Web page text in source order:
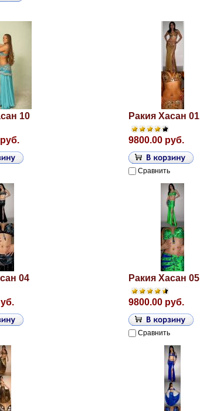
10 Ракия Хасан 01
9800.00 руб.
Сравнить
04 Ракия Хасан 05
9800.00 руб.
Сравнить